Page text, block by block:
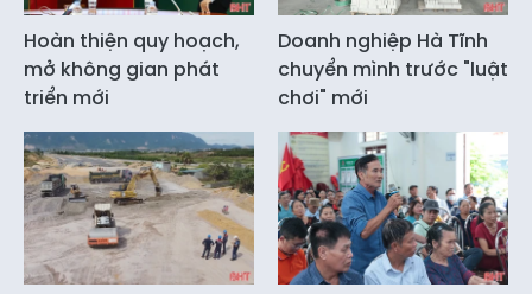
Hoàn thiện quy hoạch,
mở không gian phát
triển mới
Doanh nghiệp Hà Tĩnh
chuyển mình trước "luật
chơi" mới